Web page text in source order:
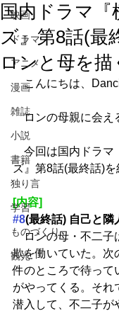
映画
ドラマ
アニメ
漫画
雑誌
小説
書籍
独り言
学習
ものづくり
観光
国内ドラマ『
ズ』第8話(最
ロンと母を描
こんにちは、
ロンの母親に会え
今回は国内ドラマ
ズ』第8話(最終話)を
[内容]
#8(最終話) 自己と隣
ロンの母・不二子
欺を働いていた。次
件のところで待って
がやってくる。それ
潜入して、不二子が